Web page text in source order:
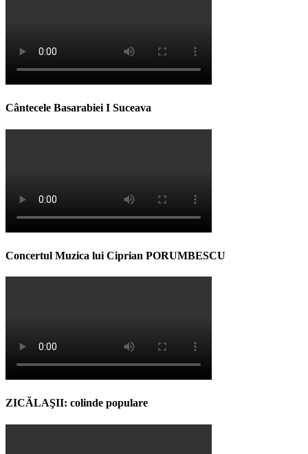
Cântecele Basarabiei I Suceava
Concertul Muzica lui Ciprian PORUMBESCU
ZICĂLAŞII: colinde populare